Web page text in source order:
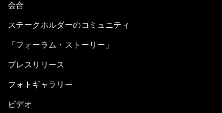
会合
ステークホルダーのコミュニティ
「フォーラム・ストーリー」
プレスリリース
フォトギャラリー
ビデオ